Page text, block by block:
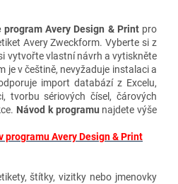
program Avery Design & Print pro
Avery Zweckform. Vyberte si z
vytvořte vlastní návrh a vytiskněte
je v češtině, nevyžaduje instalaci a
import databází z Excelu,
tvorbu sériových čísel, čárových
Návod k programu najdete výše
programu Avery Design & Print
štítky, vizitky nebo jmenovky